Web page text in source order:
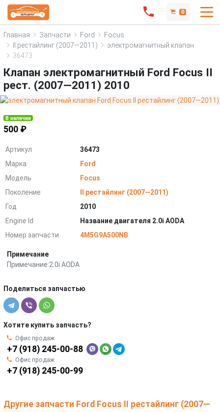
0
Главная Запчасти Ford
Focus
II рестайлинг (2007—2011)
электромагнитный клапан
36473
Клапан электромагнитный Ford Focus II
рест. (2007—2011) 2010
В наличии
500 ₽
Артикул
36473
Марка
Ford
Модель
Focus
Поколение
II рестайлинг (2007—2011)
Год
2010
Engine Id
Название двигателя 2.0i AODA
Номер запчасти
4M5G9A500NB
Примечание
Примечание:2.0i AODA
Поделиться запчастью
Хотите купить запчасть?
Офис продаж
+7 (918) 245-00-88
Офис продаж
+7 (918) 245-00-99
Другие запчасти Ford Focus II рестайлинг (2007—